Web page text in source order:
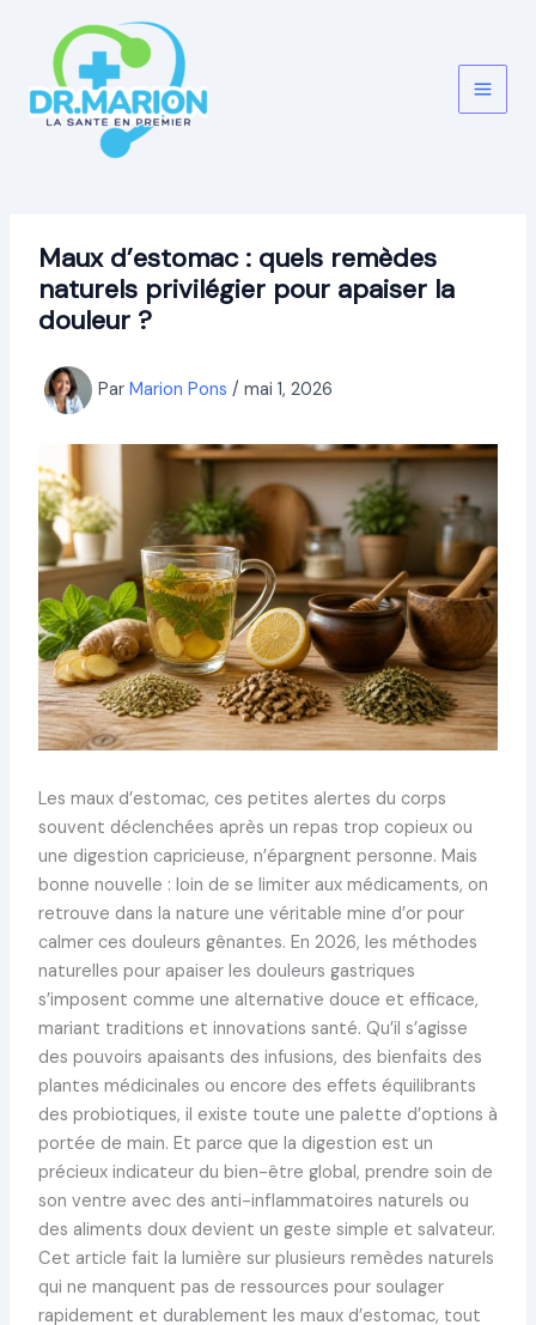
contenu
Maux d’estomac : quels remèdes
naturels privilégier pour apaiser la
douleur ?
Par Marion Pons / mai 1, 2026
Les maux d’estomac, ces petites alertes du corps
souvent déclenchées après un repas trop copieux ou
une digestion capricieuse, n’épargnent personne. Mais
bonne nouvelle : loin de se limiter aux médicaments, on
retrouve dans la nature une véritable mine d’or pour
calmer ces douleurs gênantes. En 2026, les méthodes
naturelles pour apaiser les douleurs gastriques
s’imposent comme une alternative douce et efficace,
mariant traditions et innovations santé. Qu’il s’agisse
des pouvoirs apaisants des infusions, des bienfaits des
plantes médicinales ou encore des effets équilibrants
des probiotiques, il existe toute une palette d’options à
portée de main. Et parce que la digestion est un
précieux indicateur du bien-être global, prendre soin de
son ventre avec des anti-inflammatoires naturels ou
des aliments doux devient un geste simple et salvateur.
Cet article fait la lumière sur plusieurs remèdes naturels
qui ne manquent pas de ressources pour soulager
rapidement et durablement les maux d’estomac, tout